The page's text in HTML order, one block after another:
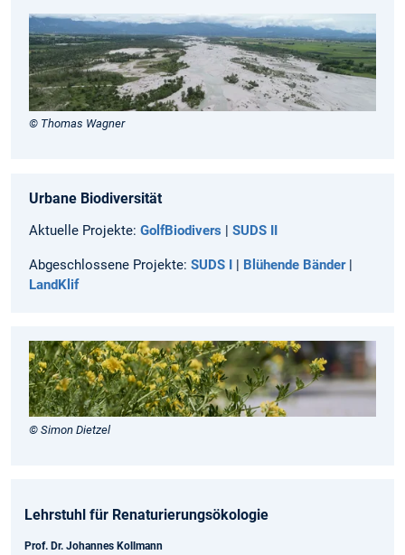
© Thomas Wagner
Urbane Biodiversität
Aktuelle Projekte: GolfBiodivers SUDS II
Abgeschlossene Projekte: SUDS I | Blühende Bänder|
LandKlif
© Simon Dietzel
Lehrstuhl für Renaturierungsökologie
Prof. Dr. Johannes Kollmann